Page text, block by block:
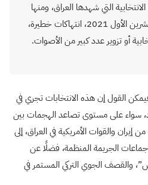
التي شهدها العراق، ومنها
الانتخابات الأخيرة في أكتوبر/ تشرين الأول 2021، انتهاكات خطيرة،
أو تزوير عدد كبير من الأصوات.
القول إن هذه الانتخابات تجري في
سواء على مستوى تصاعد الهجمات بين
إيران والقوات الأمريكية في العراق، إلى
الجريمة المنظمة، فضلًا عن
والقصف الجوي التركي المستمر في